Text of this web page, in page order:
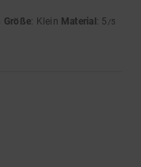
Größe: Klein Material : 5 /5